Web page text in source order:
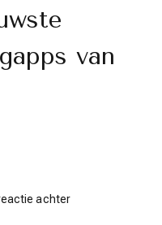
van
achterop